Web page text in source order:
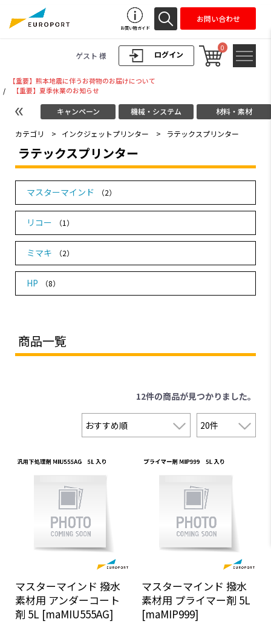
ログイン
ゲスト 様
0
お買い物ガイド
お問い合わせ
【重要】熊本地震に伴うお荷物のお届けについて
/
【重要】夏季休業のお知らせ
キャンペーン 機械・システム 材料・素材
カテゴリ > インクジェットプリンター > ラテックスプリンター
ラテックスプリンター
マスターマインド （2）
リコー （1）
ミマキ （2）
HP （8）
商品一覧
12件の商品が見つかりました。
マスターマインド 撥水
素材用 アンダーコート
剤 5L [maMIU555AG]
マスターマインド 撥水
素材用 プライマー剤 5L
[maMIP999]